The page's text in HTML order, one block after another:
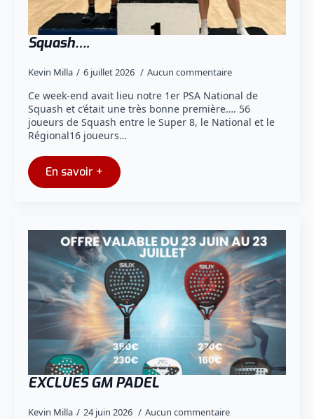
Squash….
Kevin Milla 6 juillet 2026 Aucun commentaire
Ce week-end avait lieu notre 1er PSA National de
Squash et c’était une très bonne première…. 56
joueurs de Squash entre le Super 8, le National et le
Régional16 joueurs…
En savoir +
EXCLUES GM PADEL
Kevin Milla 24 juin 2026 Aucun commentaire